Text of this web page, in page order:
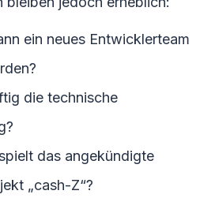
ein neues Entwicklerteam
die technische
das angekündigte
„cash-Z“?